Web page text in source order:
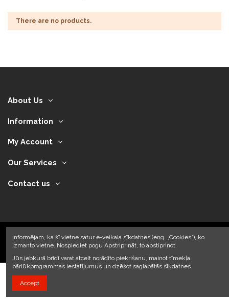
There are no products.
About Us
Information
My Account
Our Services
Contact us
2024 © Armando Auto SIA
Informējam, ka šī vietne satur e-veikala sīkdatnes (eng. „Cookies”), ko
izmanto vietne. Nospiediet pogu Apstriprināt, to apstiprinot.
Jūs jebkurā brīdī varat atcelt norādīto piekrišanu, mainot tīmekļa
pārlūkprogrammas iestatījumus un dzēšot saglabātās sīkdatnes.
Accept